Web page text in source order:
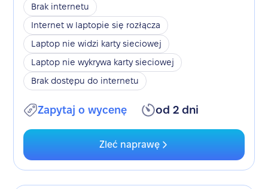
Brak internetu
Internet w laptopie się rozłącza
Laptop nie widzi karty sieciowej
Laptop nie wykrywa karty sieciowej
Brak dostępu do internetu
Zapytaj o wycenę od 2 dni
Zleć naprawę